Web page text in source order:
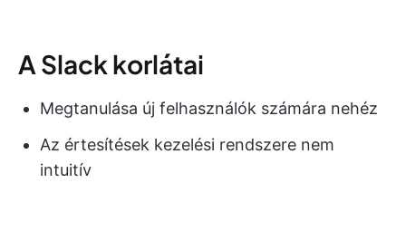
A Slack korlátai
Megtanulása új felhasználók számára nehéz
Az értesítések kezelési rendszere nem
intuitív